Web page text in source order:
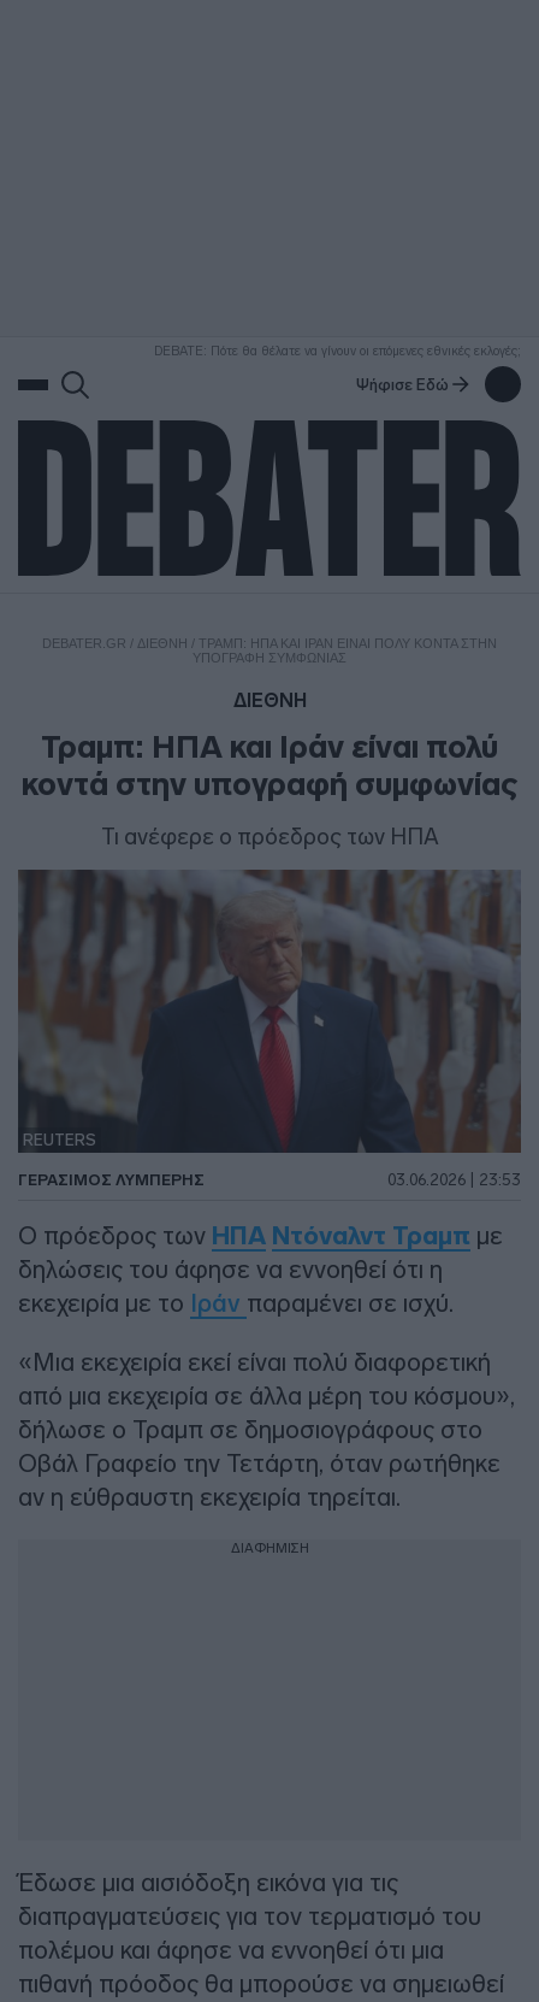
DEBATE: Πότε θα θέλατε να γίνουν οι επόμενες εθνικές εκλογές;
Ψήφισε Εδώ
DEBATER.GR / ΔΙΕΘΝΗ / ΤΡΑΜΠ: ΗΠΑ ΚΑΙ ΙΡΆΝ ΕΊΝΑΙ ΠΟΛΎ ΚΟΝΤΆ ΣΤΗΝ
ΥΠΟΓΡΑΦΉ ΣΥΜΦΩΝΊΑΣ
ΔΙΕΘΝΗ
Τραμπ: ΗΠΑ και Ιράν είναι πολύ
κοντά στην υπογραφή συμφωνίας
Τι ανέφερε ο πρόεδρος των ΗΠΑ
REUTERS
ΓΕΡΆΣΙΜΟΣ ΛΥΜΠΈΡΗΣ 03.06.2026 | 23:53
Ο πρόεδρος των ΗΠΑ Ντόναλντ Τραμπ με
δηλώσεις του άφησε να εννοηθεί ότι η
εκεχειρία με το Ιράν παραμένει σε ισχύ.
«Μια εκεχειρία εκεί είναι πολύ διαφορετική
από μια εκεχειρία σε άλλα μέρη του κόσμου»,
δήλωσε ο Τραμπ σε δημοσιογράφους στο
Οβάλ Γραφείο την Τετάρτη, όταν ρωτήθηκε
αν η εύθραυστη εκεχειρία τηρείται.
ΔΙΑΦΗΜΙΣΗ
Έδωσε μια αισιόδοξη εικόνα για τις
διαπραγματεύσεις για τον τερματισμό του
πολέμου και άφησε να εννοηθεί ότι μια
πιθανή πρόοδος θα μπορούσε να σημειωθεί